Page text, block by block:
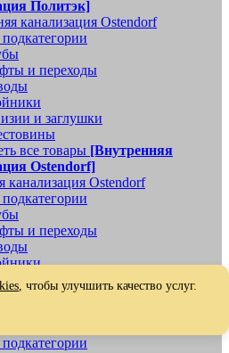
Политэк]
канализация Ostendorf
и переходы
и заглушки
все товары [Внутренняя
Ostendorf]
канализация Ostendorf
и переходы
заглушки, обратные клапаны
все товары[Наружная
, чтобы улучшить качество услуг.